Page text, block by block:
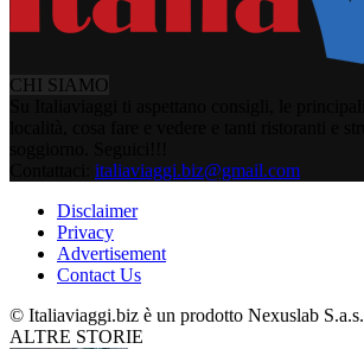
CHI SIAMO
italiaviaggi.biz@gmail.com
Disclaimer
Privacy
Advertisement
Contact Us
© Italiaviaggi.biz è un prodotto Nexuslab S.a.s.
ALTRE STORIE